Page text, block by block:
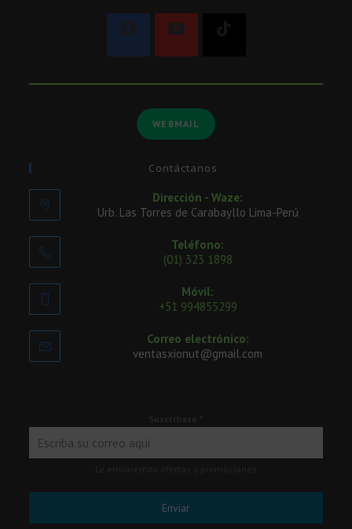
WEBMAIL
Contáctanos
Dirección - Waze:
Urb. Las Torres de Carabayllo Lima-Perú
Teléfono:
(01) 323 1898
Móvil:
+51 994855299
Correo electrónico:
ventasxionut@gmail.com
Enviar